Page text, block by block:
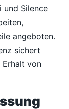
und Silence
angeboten.
sichert
Erhalt von